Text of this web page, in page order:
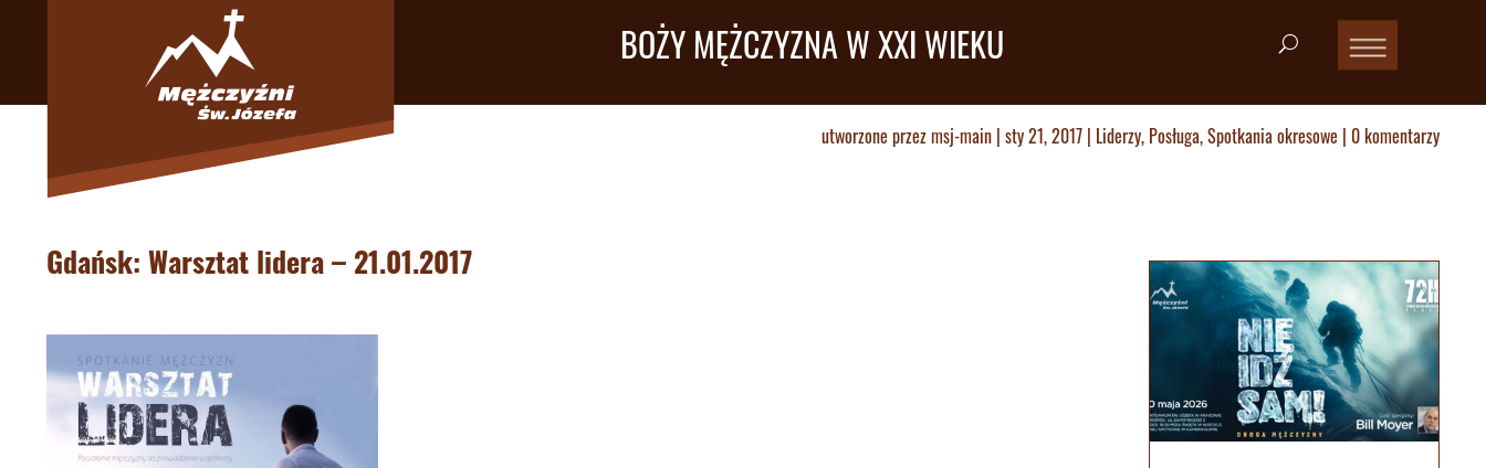
BOŻY MĘŻCZYZNA W XXI WIEKU
utworzone przezmsj-main | sty 21, 2017 | Liderzy, Posługa,Spotkania okresowe | 0 komentarzy
Gdańsk: Warsztat lidera – 21.01.2017